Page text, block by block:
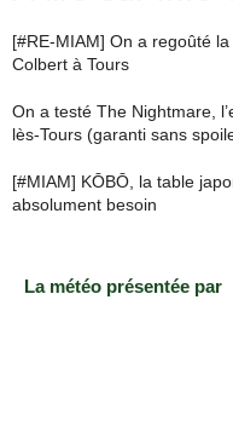
[#RE-MIAM] On a regoûté
Colbert à Tours
On a testé The Nightmare,
lès-Tours (garanti sans
[#MIAM] KŌBŌ, la table
absolument besoin
La météo présentée par